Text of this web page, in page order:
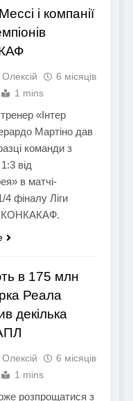
і компанії
6 місяців
1 mins
«Інтер
Мартіно дав
команди з
від
в матчі-
4 фіналу Ліги
КОНКАКАФ.
в 175 млн
Реала
декілька
6 місяців
1 mins
розпрощатися з